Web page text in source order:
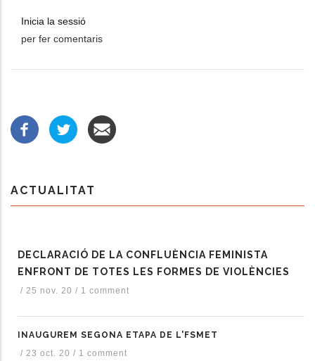
Inicia la sessió
per fer comentaris
ACTUALITAT
DECLARACIÓ DE LA CONFLUÈNCIA FEMINISTA
ENFRONT DE TOTES LES FORMES DE VIOLÈNCIES
/ 25 nov. 20 / 1 comment
INAUGUREM SEGONA ETAPA DE L'FSMET
/ 23 oct. 20 / 1 comment